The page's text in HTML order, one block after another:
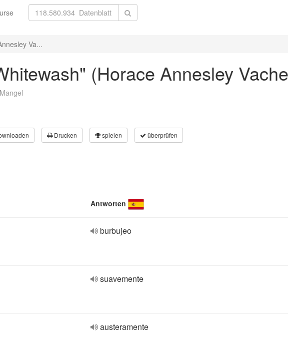
Va...
(Horace Annesley
Mangel
Drucken spielen überprüfen
Antworten
burbujeo
suavemente
austeramente